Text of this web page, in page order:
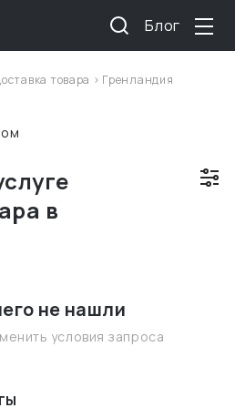
Блог
товара > Гренландия
в
не нашли
условия запроса